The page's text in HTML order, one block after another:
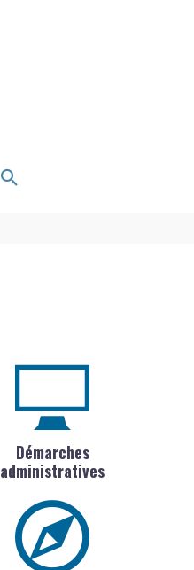
Rechercher
Démarches
administratives